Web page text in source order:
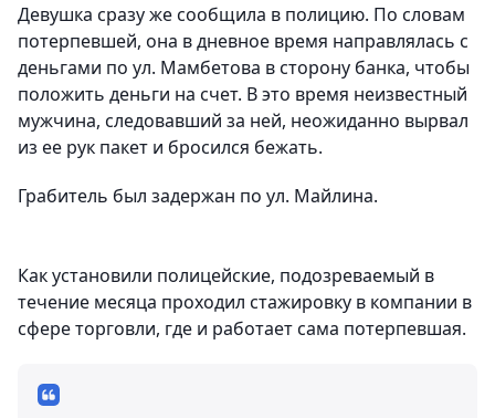
Девушка сразу же сообщила в полицию. По словам
потерпевшей, она в дневное время направлялась с
деньгами по ул. Мамбетова в сторону банка, чтобы
положить деньги на счет. В это время неизвестный
мужчина, следовавший за ней, неожиданно вырвал
из ее рук пакет и бросился бежать.
Грабитель был задержан по ул. Майлина.
Как установили полицейские, подозреваемый в
течение месяца проходил стажировку в компании в
сфере торговли, где и работает сама потерпевшая.